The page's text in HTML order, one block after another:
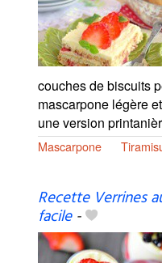
couches de biscuits
mascarpone légère
une version
Mascarpone
Recette Verrines
facile-